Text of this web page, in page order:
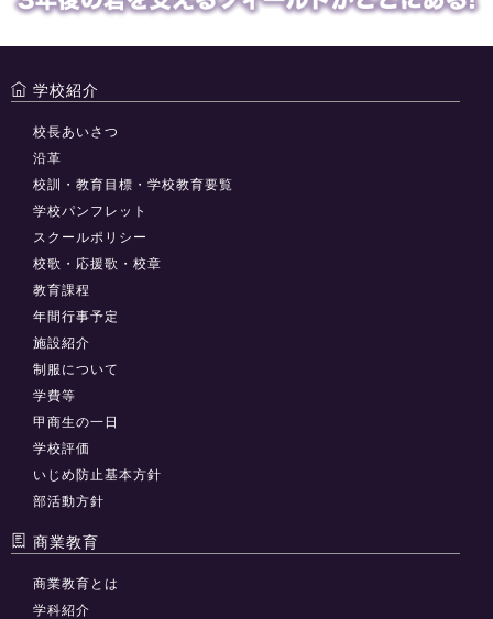
学校紹介
校長あいさつ
沿革
校訓・教育目標・学校教育要覧
学校パンフレット
スクールポリシー
校歌・応援歌・校章
教育課程
年間行事予定
施設紹介
制服について
学費等
甲商生の一日
学校評価
いじめ防止基本方針
部活動方針
商業教育
商業教育とは
学科紹介